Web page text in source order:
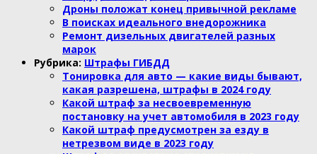
Дроны положат конец привычной рекламе
В поисках идеального внедорожника
Ремонт дизельных двигателей разных
марок
Рубрика: Штрафы ГИБДД
Тонировка для авто — какие виды бывают,
какая разрешена, штрафы в 2024 году
Какой штраф за несвоевременную
постановку на учет автомобиля в 2023 году
Какой штраф предусмотрен за езду в
нетрезвом виде в 2023 году